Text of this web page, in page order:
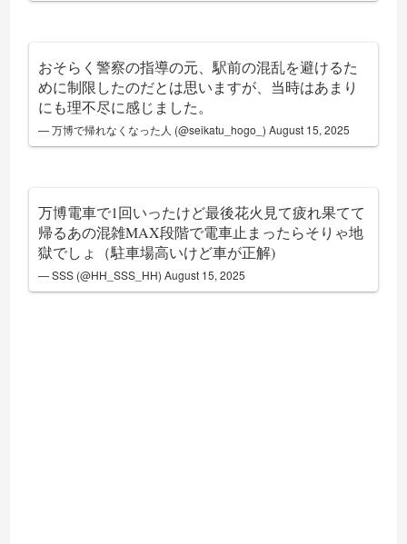
おそらく警察の指導の元、駅前の混乱を避けるた
めに制限したのだとは思いますが、当時はあまり
にも理不尽に感じました。
— 万博で帰れなくなった人 (@seikatu_hogo_)August 15, 2025
万博電車で1回いったけど最後花火見て疲れ果てて
帰るあの混雑MAX段階で電車止まったらそりゃ地
獄でしょ（駐車場高いけど車が正解)
— SSS (@HH_SSS_HH)August 15, 2025